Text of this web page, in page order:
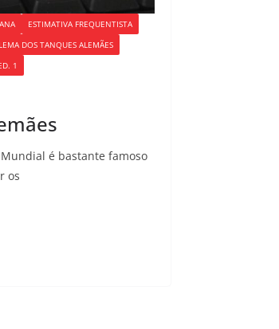
ESTIMATIVA FREQUENTISTA
DOS TANQUES ALEMÃES
1
é bastante famoso
os